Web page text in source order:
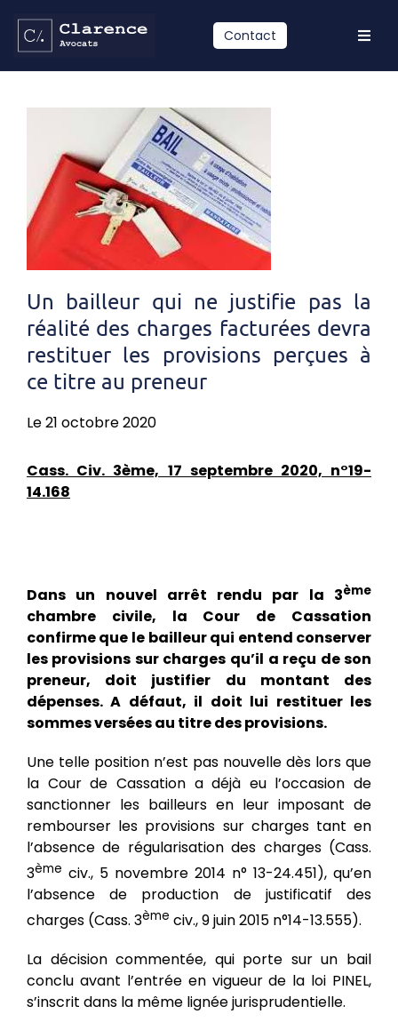
contenu
Contact
Equipe
Actualités
Contact
Un bailleur qui ne justifie pas la
réalité des charges facturées devra
restituer les provisions perçues à
ce titre au preneur
Le 21 octobre 2020
Cass. Civ. 3ème, 17 septembre 2020, n°19-
14.168
Dans un nouvel arrêt rendu par la 3ème
chambre civile, la Cour de Cassation
confirme que le bailleur qui entend conserver
les provisions sur charges qu’il a reçu de son
preneur, doit justifier du montant des
dépenses. A défaut, il doit lui restituer les
sommes versées au titre des provisions.
Une telle position n’est pas nouvelle dès lors que
la Cour de Cassation a déjà eu l’occasion de
sanctionner les bailleurs en leur imposant de
rembourser les provisions sur charges tant en
l’absence de régularisation des charges (Cass.
3ème civ., 5 novembre 2014 n° 13-24.451), qu’en
l’absence de production de justificatif des
charges (Cass. 3ème civ., 9 juin 2015 n°14-13.555).
La décision commentée, qui porte sur un bail
conclu avant l’entrée en vigueur de la loi PINEL,
s’inscrit dans la même lignée jurisprudentielle.